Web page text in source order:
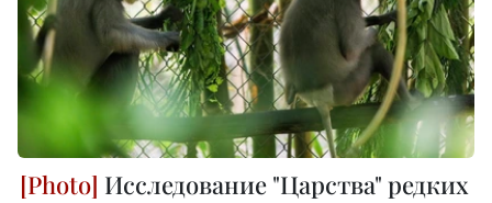
Исследование "Царства" редких